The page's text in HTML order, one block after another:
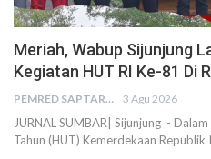
Meriah, Wabup Sijunjung
Kegiatan HUT RI Ke-81 Di
PEMRED SAPTARIUS 3 Agu 2026
JURNAL SUMBAR| Sijunjung -
Tahun (HUT) Kemerdekaan